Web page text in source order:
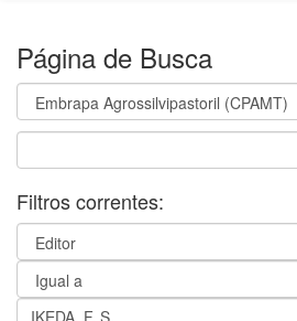
Página de Busca
Filtros correntes: